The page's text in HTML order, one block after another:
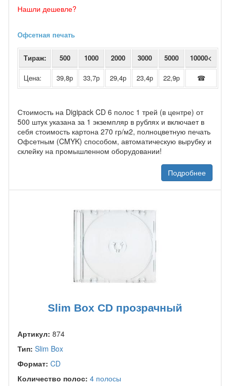
Нашли дешевле?
Офсетная печать
Тираж: 500 1000 2000 3000 5000 10000<
Цена: 39,8р 33,7р 29,4р 23,4р 22,9р ☎
Стоимость на Digipack CD 6 полос 1 трей (в центре) от
500 штук указана за 1 экземпляр в рублях и включает в
себя стоимость картона 270 гр/м2, полноцветную печать
Офсетным (CMYK) способом, автоматическую вырубку и
склейку на промышленном оборудовании!
Подробнее
Slim Box CD прозрачный
Артикул: 874
Тип: Slim Box
Формат: CD
Количество полос: 4 полосы